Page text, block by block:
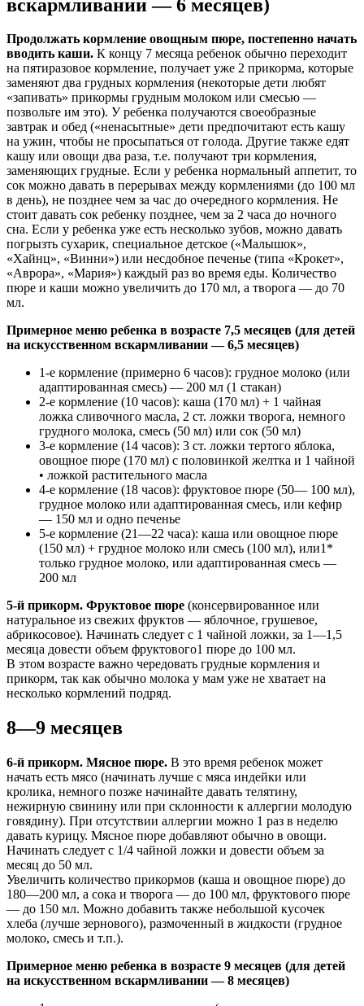
вскармливании — 6 месяцев)
Продолжать кормление овощным пюре, постепенно начать
вводить каши. К концу 7 месяца ребенок обычно переходит
на пятиразовое кормление, получает уже 2 прикорма, которые
заменяют два грудных кормления (некоторые дети любят
«запивать» прикормы грудным молоком или смесью —
позвольте им это). У ребенка получаются своеобразные
завтрак и обед («ненасытные» дети предпочитают есть кашу
на ужин, чтобы не просыпаться от голода. Другие также едят
кашу или овощи два раза, т.е. получают три кормления,
заменяющих грудные. Если у ребенка нормальный аппетит, то
сок можно давать в перерывах между кормлениями (до 100 мл
в день), не позднее чем за час до очередного кормления. Не
стоит давать сок ребенку позднее, чем за 2 часа до ночного
сна. Если у ребенка уже есть несколько зубов, можно давать
погрызть сухарик, специальное детское («Малышок»,
«Хайнц», «Винни») или несдобное печенье (типа «Крокет»,
«Аврора», «Мария») каждый раз во время еды. Количество
пюре и каши можно увеличить до 170 мл, а творога — до 70
мл.
Примерное меню ребенка в возрасте 7,5 месяцев (для детей
на искусственном вскармливании — 6,5 месяцев)
1-е кормление (примерно 6 часов): грудное молоко (или
адаптированная смесь) — 200 мл (1 стакан)
2-е кормление (10 часов): каша (170 мл) + 1 чайная
ложка сливочного масла, 2 ст. ложки творога, немного
грудного молока, смесь (50 мл) или сок (50 мл)
3-е кормление (14 часов): 3 ст. ложки тертого яблока,
овощное пюре (170 мл) с половинкой желтка и 1 чайной
• ложкой растительного масла
4-е кормление (18 часов): фруктовое пюре (50— 100 мл),
грудное молоко или адаптированная смесь, или кефир
— 150 мл и одно печенье
5-е кормление (21—22 часа): каша или овощное пюре
(150 мл) + грудное молоко или смесь (100 мл), или1*
только грудное молоко, или адаптированная смесь —
200 мл
5-й прикорм. Фруктовое пюре (консервированное или
натуральное из свежих фруктов — яблочное, грушевое,
абрикосовое). Начинать следует с 1 чайной ложки, за 1—1,5
месяца довести объем фруктового1 пюре до 100 мл.
В этом возрасте важно чередовать грудные кормления и
прикорм, так как обычно молока у мам уже не хватает на
несколько кормлений подряд.
8—9 месяцев
6-й прикорм. Мясное пюре. В это время ребенок может
начать есть мясо (начинать лучше с мяса индейки или
кролика, немного позже начинайте давать телятину,
нежирную свинину или при склонности к аллергии молодую
говядину). При отсутствии аллергии можно 1 раз в неделю
давать курицу. Мясное пюре добавляют обычно в овощи.
Начинать следует с 1/4 чайной ложки и довести объем за
месяц до 50 мл.
Увеличить количество прикормов (каша и овощное пюре) до
180—200 мл, а сока и творога — до 100 мл, фруктового пюре
— до 150 мл. Можно добавить также небольшой кусочек
хлеба (лучше зернового), размоченный в жидкости (грудное
молоко, смесь и т.п.).
Примерное меню ребенка в возрасте 9 месяцев (для детей
на искусственном вскармливании — 8 месяцев)